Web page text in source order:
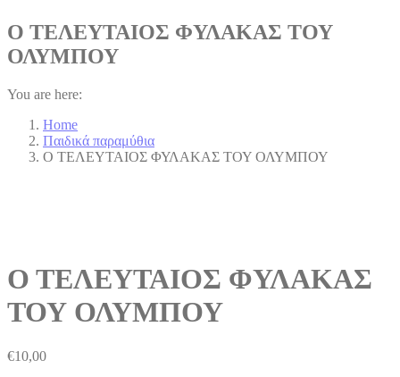
Ο ΤΕΛΕΥΤΑΙΟΣ ΦΥΛΑΚΑΣ ΤΟΥ
ΟΛΥΜΠΟΥ
You are here:
Home
Παιδικά παραμύθια
Ο ΤΕΛΕΥΤΑΙΟΣ ΦΥΛΑΚΑΣ ΤΟΥ ΟΛΥΜΠΟΥ
Ο ΤΕΛΕΥΤΑΙΟΣ ΦΥΛΑΚΑΣ
ΤΟΥ ΟΛΥΜΠΟΥ
€10,00